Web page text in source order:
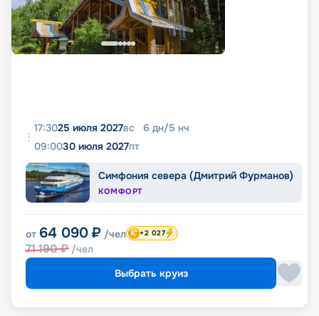
17:3025 июля 2027вс 6 дн/5 нч
09:0030 июля 2027пт
Симфония севера (Дмитрий Фурманов)
КОМФОРТ
от 64 090 ₽ /чел
71 190₽ /чел
+2 027
Выбрать круиз